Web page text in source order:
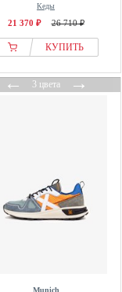
Кеды
21 370 ₽ 26 710 ₽
КУПИТЬ
←3 цвета→
Munich